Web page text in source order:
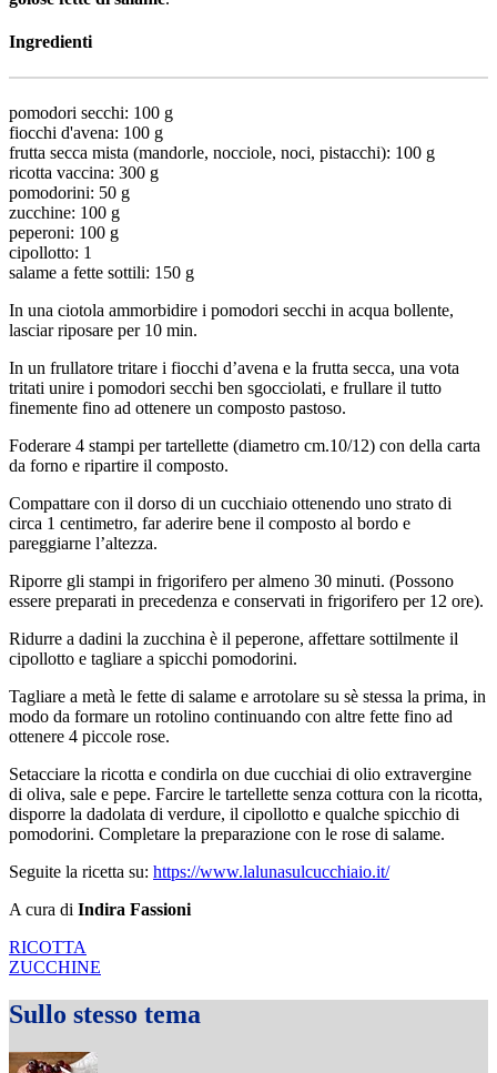
Ingredienti
pomodori secchi: 100 g
fiocchi d'avena: 100 g
frutta secca mista (mandorle, nocciole, noci, pistacchi): 100 g
ricotta vaccina: 300 g
pomodorini: 50 g
zucchine: 100 g
peperoni: 100 g
cipollotto: 1
salame a fette sottili: 150 g
In una ciotola ammorbidire i pomodori secchi in acqua bollente,
lasciar riposare per 10 min.
In un frullatore tritare i fiocchi d’avena e la frutta secca, una vota
tritati unire i pomodori secchi ben sgocciolati, e frullare il tutto
finemente fino ad ottenere un composto pastoso.
Foderare 4 stampi per tartellette (diametro cm.10/12) con della carta
da forno e ripartire il composto.
Compattare con il dorso di un cucchiaio ottenendo uno strato di
circa 1 centimetro, far aderire bene il composto al bordo e
pareggiarne l’altezza.
Riporre gli stampi in frigorifero per almeno 30 minuti. (Possono
essere preparati in precedenza e conservati in frigorifero per 12 ore).
Ridurre a dadini la zucchina è il peperone, affettare sottilmente il
cipollotto e tagliare a spicchi pomodorini.
Tagliare a metà le fette di salame e arrotolare su sè stessa la prima, in
modo da formare un rotolino continuando con altre fette fino ad
ottenere 4 piccole rose.
Setacciare la ricotta e condirla on due cucchiai di olio extravergine
di oliva, sale e pepe. Farcire le tartellette senza cottura con la ricotta,
disporre la dadolata di verdure, il cipollotto e qualche spicchio di
pomodorini. Completare la preparazione con le rose di salame.
Seguite la ricetta su: https://www.lalunasulcucchiaio.it/
A cura di Indira Fassioni
RICOTTA
ZUCCHINE
Sullo stesso tema